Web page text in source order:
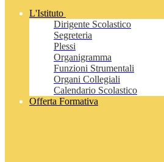
L'Istituto
Dirigente Scolastico
Segreteria
Plessi
Organigramma
Funzioni Strumentali
Organi Collegiali
Calendario Scolastico
Offerta Formativa